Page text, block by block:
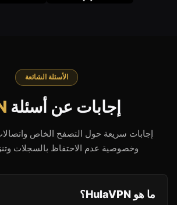
الأسئلة الشائعة
إجابات عن أسئلة
وخصوصية عدم الاحتفاظ بالسجلات
ما هو HulaVPN؟